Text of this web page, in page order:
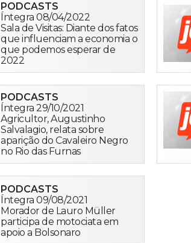
PODCASTS
Íntegra 08/04/2022
Sala de Visitas: Diante dos fatos
que influenciam a economia o
que podemos esperar de
2022
PODCASTS
Íntegra 29/10/2021
Agricultor, Augustinho
Salvalagio, relata sobre
aparição do Cavaleiro Negro
no Rio das Furnas
PODCASTS
Íntegra 09/08/2021
Morador de Lauro Müller
participa de motociata em
apoio a Bolsonaro